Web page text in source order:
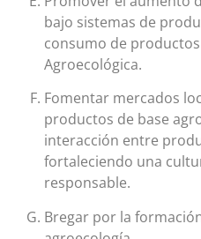
bajo sistemas de
consumo de
Agroecológica.
Fomentar mercados
productos de base
interacción entre
fortaleciendo una
responsable.
Bregar por la